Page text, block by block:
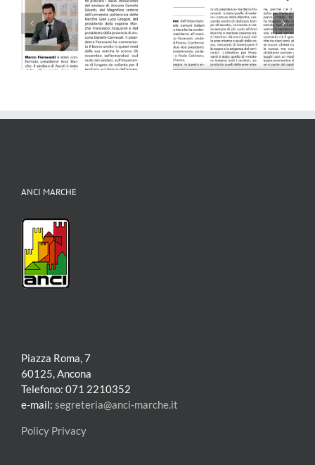
QN 10.09.24
Il Resto del Carlino –
25.05.24
ANCI MARCHE
Piazza Roma, 7
60125, Ancona
Telefono: 071 2210352
e-mail: segreteria@anci-marche.it
Policy Privacy